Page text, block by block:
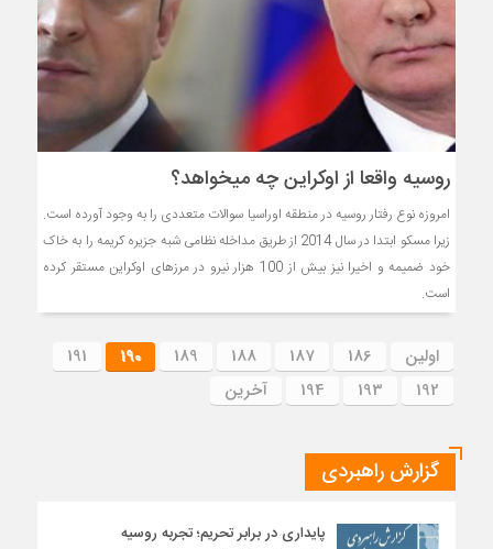
روسیه واقعا از اوکراین چه میخواهد؟
امروزه نوع رفتار روسیه در منطقه اوراسیا سوالات متعددی را به وجود آورده است.
زیرا مسکو ابتدا در سال 2014 از طریق مداخله نظامی شبه جزیره کریمه را به خاک
خود ضمیمه و اخیرا نیز بیش از 100 هزار نیرو در مرزهای اوکراین مستقر کرده
است.
اولین 186
187
188
189
190
191
192
193
194 آخرین
گزارش راهبردی
پایداری در برابر تحریم؛ تجربه روسیه